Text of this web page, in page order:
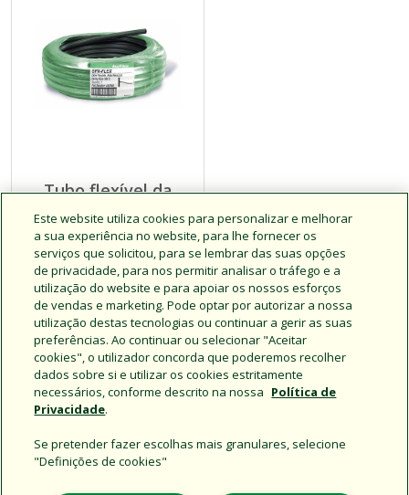
Tubo flexível da
série SPX
Clique para obter mais
informações
Este website utiliza cookies para personalizar e melhorar
a sua experiência no website, para lhe fornecer os
serviços que solicitou, para se lembrar das suas opções
de privacidade, para nos permitir analisar o tráfego e a
utilização do website e para apoiar os nossos esforços
de vendas e marketing. Pode optar por autorizar a nossa
utilização destas tecnologias ou continuar a gerir as suas
preferências. Ao continuar ou selecionar "Aceitar
cookies", o utilizador concorda que poderemos recolher
dados sobre si e utilizar os cookies estritamente
necessários, conforme descrito na nossa Política de
Privacidade.
Se pretender fazer escolhas mais granulares, selecione
"Definições de cookies"